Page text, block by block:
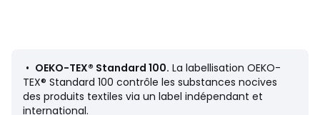
• Température de lavage 30°
Dimensions
• 50 x 70 cm : taie rectangulaire
• OEKO-TEX® Standard 100. La labellisation OEKO-
TEX® Standard 100 contrôle les substances nocives
des produits textiles via un label indépendant et
international.